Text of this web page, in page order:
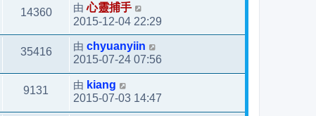
14360 由心靈捕手
2015-12-04 22:29
35416 由 chyuanyiin
2015-07-24 07:56
9131 由 kiang
2015-07-03 14:47